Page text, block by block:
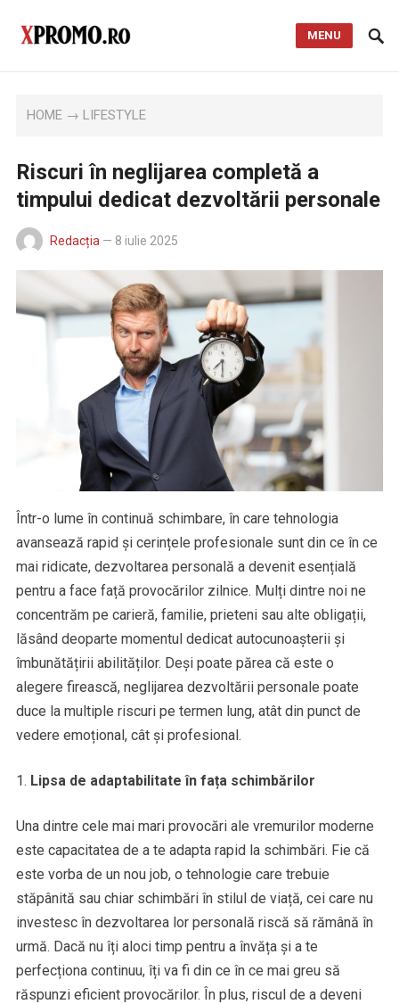
MENU
HOME →LIFESTYLE
Riscuri în neglijarea completă a
timpului dedicat dezvoltării personale
Redacția — 8 iulie 2025
Într-o lume în continuă schimbare, în care tehnologia
avansează rapid și cerințele profesionale sunt din ce în ce
mai ridicate, dezvoltarea personală a devenit esențială
pentru a face față provocărilor zilnice. Mulți dintre noi ne
concentrăm pe carieră, familie, prieteni sau alte obligații,
lăsând deoparte momentul dedicat autocunoașterii și
îmbunătățirii abilităților. Deși poate părea că este o
alegere firească, neglijarea dezvoltării personale poate
duce la multiple riscuri pe termen lung, atât din punct de
vedere emoțional, cât și profesional.
Lipsa de adaptabilitate în fața schimbărilor
Una dintre cele mai mari provocări ale vremurilor moderne
este capacitatea de a te adapta rapid la schimbări. Fie că
este vorba de un nou job, o tehnologie care trebuie
stăpânită sau chiar schimbări în stilul de viață, cei care nu
investesc în dezvoltarea lor personală riscă să rămână în
urmă. Dacă nu îți aloci timp pentru a învăța și a te
perfecționa continuu, îți va fi din ce în ce mai greu să
răspunzi eficient provocărilor. În plus, riscul de a deveni